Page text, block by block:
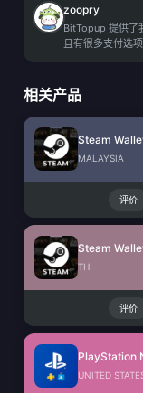
zoopry
BitTopup 提供了
且有很多支付选
相关产品
MALAYSIA
评价
TH
评价
UNITED